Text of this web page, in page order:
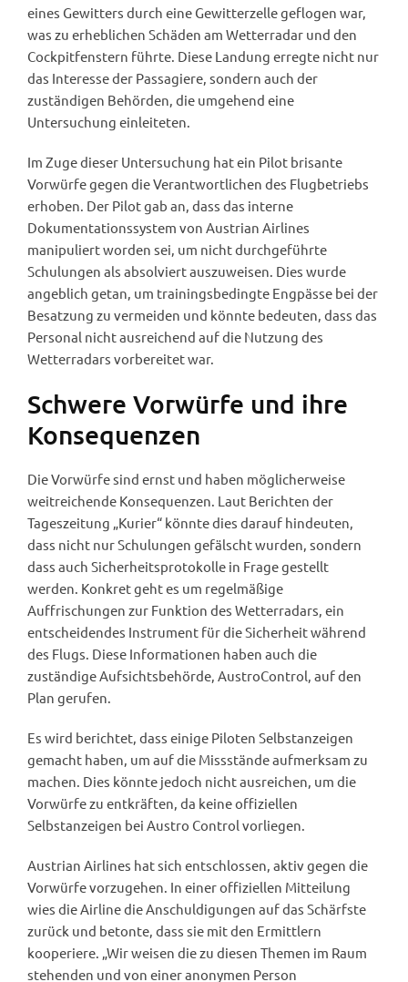
eines Gewitters durch eine Gewitterzelle geflogen war,
was zu erheblichen Schäden am Wetterradar und den
Cockpitfenstern führte. Diese Landung erregte nicht nur
das Interesse der Passagiere, sondern auch der
zuständigen Behörden, die umgehend eine
Untersuchung einleiteten.
Im Zuge dieser Untersuchung hat ein Pilot brisante
Vorwürfe gegen die Verantwortlichen des Flugbetriebs
erhoben. Der Pilot gab an, dass das interne
Dokumentationssystem von Austrian Airlines
manipuliert worden sei, um nicht durchgeführte
Schulungen als absolviert auszuweisen. Dies wurde
angeblich getan, um trainingsbedingte Engpässe bei der
Besatzung zu vermeiden und könnte bedeuten, dass das
Personal nicht ausreichend auf die Nutzung des
Wetterradars vorbereitet war.
Schwere Vorwürfe und ihre
Konsequenzen
Die Vorwürfe sind ernst und haben möglicherweise
weitreichende Konsequenzen. Laut Berichten der
Tageszeitung „Kurier“ könnte dies darauf hindeuten,
dass nicht nur Schulungen gefälscht wurden, sondern
dass auch Sicherheitsprotokolle in Frage gestellt
werden. Konkret geht es um regelmäßige
Auffrischungen zur Funktion des Wetterradars, ein
entscheidendes Instrument für die Sicherheit während
des Flugs. Diese Informationen haben auch die
zuständige Aufsichtsbehörde, AustroControl, auf den
Plan gerufen.
Es wird berichtet, dass einige Piloten Selbstanzeigen
gemacht haben, um auf die Missstände aufmerksam zu
machen. Dies könnte jedoch nicht ausreichen, um die
Vorwürfe zu entkräften, da keine offiziellen
Selbstanzeigen bei Austro Control vorliegen.
Austrian Airlines hat sich entschlossen, aktiv gegen die
Vorwürfe vorzugehen. In einer offiziellen Mitteilung
wies die Airline die Anschuldigungen auf das Schärfste
zurück und betonte, dass sie mit den Ermittlern
kooperiere. „Wir weisen die zu diesen Themen im Raum
stehenden und von einer anonymen Person